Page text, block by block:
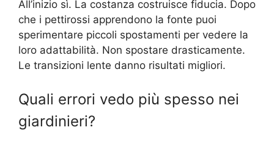
All’inizio sì. La costanza costruisce fiducia. Dopo
che i pettirossi apprendono la fonte puoi
sperimentare piccoli spostamenti per vedere la
loro adattabilità. Non spostare drasticamente.
Le transizioni lente danno risultati migliori.
Quali errori vedo più spesso nei
giardinieri?